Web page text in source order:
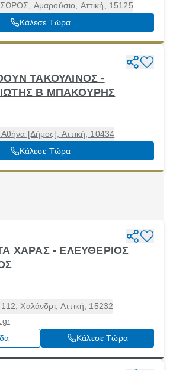
Αμαρούσιο, Αττική, 15125
Κάλεσε Τώρα
ΤΑΚΟΥΛΙΝΟΣ -
Β ΜΠΑΚΟΥΡΗΣ
[Δήμος], Αττική, 10434
Κάλεσε Τώρα
ΧΑΡΑΣ - ΕΛΕΥΘΕΡΙΟΣ
Χαλάνδρι, Αττική, 15232
Κάλεσε Τώρα